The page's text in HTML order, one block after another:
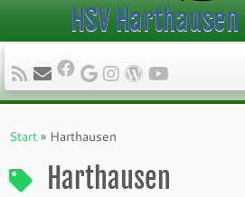
Inhalt
HSV Harthausen
Start » Harthausen
Harthausen